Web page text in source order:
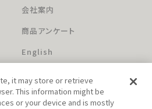
会社案内
商品アンケート
English
it may store or retrieve
This information might be
or your device and is mostly